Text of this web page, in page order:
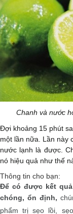
Chanh và nước
Đợi khoảng 15 phút
một lần nữa. Lần này
nước lạnh là được.
nó hiệu quả như thế
Thông tin cho bạn:
Để có được kết
chóng, ổn định,
phẩm trị sẹo lồi,